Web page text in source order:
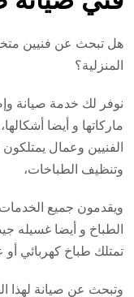
هل تبحث عن فنيين
المنزلية؟
نوفر لك خدمة صيانة
ماركاتها و أيضا
الفنيين وعمال يمتلكون
وتنظيف الطباخات،
ويقدمون جميع
الطباخ و أيضا غسيله
تمتلك طباخ كهربائي
وتبحث عن صيانة لهذا